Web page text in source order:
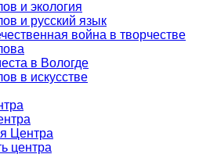
и экология
и русский язык
война в творчестве
в Вологде
в искусстве
Центра
центра